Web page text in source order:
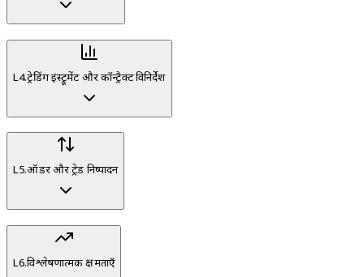
L4.ट्रेडिंग इंस्ट्रूमेंट और कॉन्ट्रैक्ट विनिर्देश
L5.ऑर्डर और ट्रेड निष्पादन
L6.विश्लेषणात्मक क्षमताएँ